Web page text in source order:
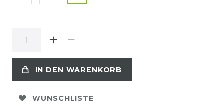
IN DEN WARENKORB
WUNSCHLISTE